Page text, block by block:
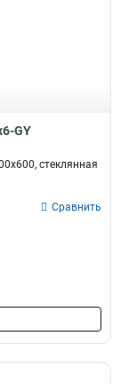
GY
стеклянная
Сравнить